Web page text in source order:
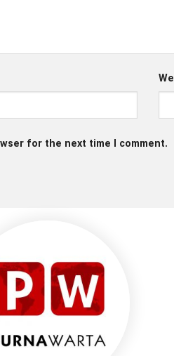
for the next time I comment.